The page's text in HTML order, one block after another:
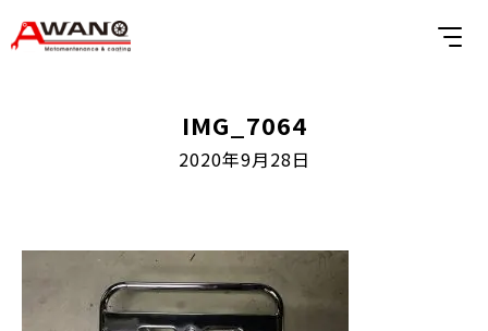
IMG_7064
2020年9月28日